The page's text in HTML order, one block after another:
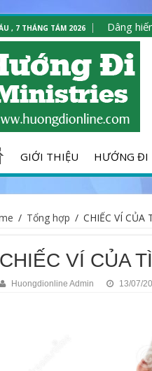
, 7 THÁNG TÁM 2026 Dâng
GIỚI THIỆU HƯỚNG ĐI
/ Tổng hợp / CHIẾC VÍ CỦA
CHIẾC VÍ CỦA
Huongdionline Admin 13/07/